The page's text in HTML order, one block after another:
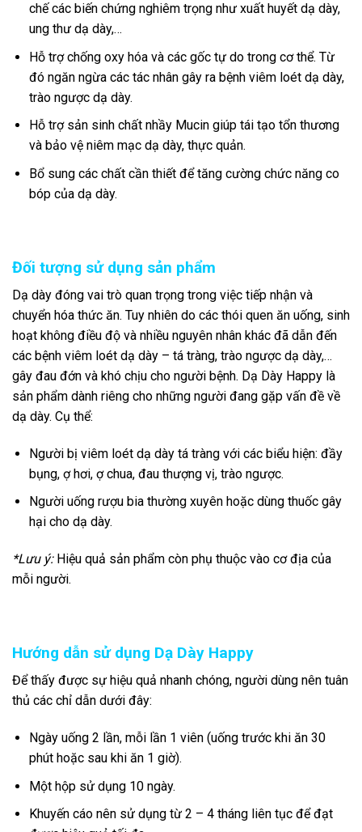
chế các biến chứng nghiêm trọng như xuất huyết dạ dày,
ung thư dạ dày,…
Hỗ trợ chống oxy hóa và các gốc tự do trong cơ thể. Từ
đó ngăn ngừa các tác nhân gây ra bệnh viêm loét dạ dày,
trào ngược dạ dày.
Hỗ trợ sản sinh chất nhầy Mucin giúp tái tạo tổn thương
và bảo vệ niêm mạc dạ dày, thực quản.
Bổ sung các chất cần thiết để tăng cường chức năng co
bóp của dạ dày.
Đối tượng sử dụng sản phẩm
Dạ dày đóng vai trò quan trọng trong việc tiếp nhận và
chuyển hóa thức ăn. Tuy nhiên do các thói quen ăn uống, sinh
hoạt không điều độ và nhiều nguyên nhân khác đã dẫn đến
các bệnh viêm loét dạ dày – tá tràng, trào ngược dạ dày,…
gây đau đớn và khó chịu cho người bệnh. Dạ Dày Happy là
sản phẩm dành riêng cho những người đang gặp vấn đề về
dạ dày. Cụ thể:
Người bị viêm loét dạ dày tá tràng với các biểu hiện: đầy
bụng, ợ hơi, ợ chua, đau thượng vị, trào ngược.
Người uống rượu bia thường xuyên hoặc dùng thuốc gây
hại cho dạ dày.
*Lưu ý:Hiệu quả sản phẩm còn phụ thuộc vào cơ địa của
mỗi người.
Hướng dẫn sử dụng Dạ Dày Happy
Để thấy được sự hiệu quả nhanh chóng, người dùng nên tuân
thủ các chỉ dẫn dưới đây:
Ngày uống 2 lần, mỗi lần 1 viên (uống trước khi ăn 30
phút hoặc sau khi ăn 1 giờ).
Một hộp sử dụng 10 ngày.
Khuyến cáo nên sử dụng từ 2 – 4 tháng liên tục để đạt